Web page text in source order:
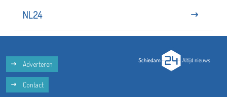
NL24
Adverteren
Contact